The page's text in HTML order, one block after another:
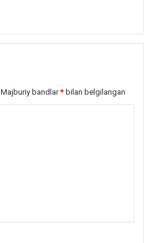
Majburiy bandlar* bilan belgilangan